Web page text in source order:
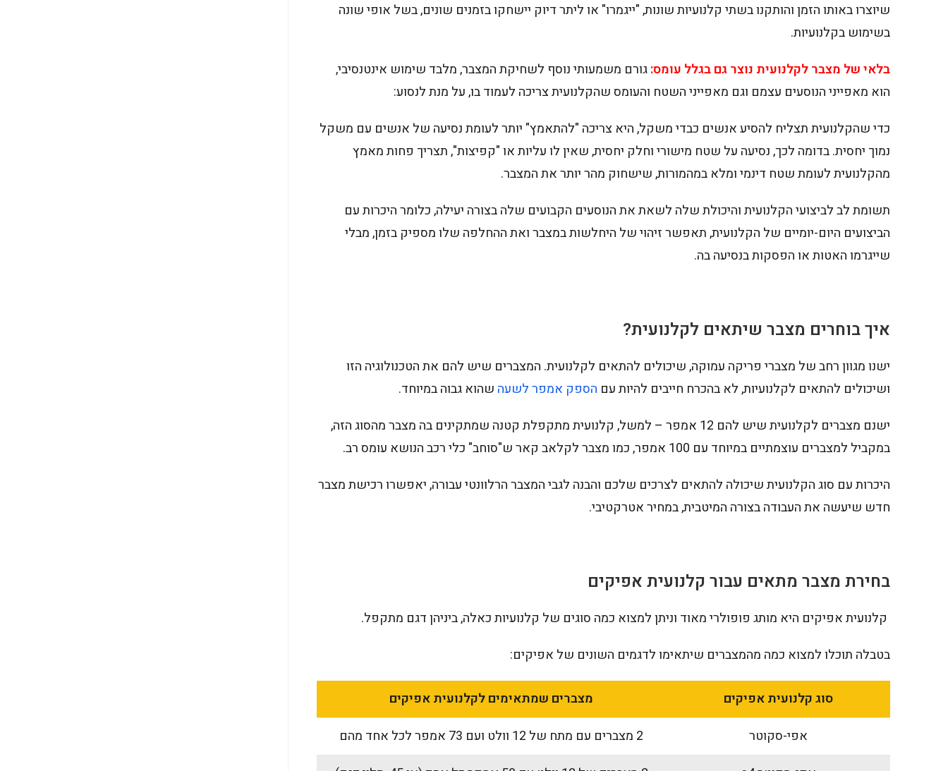
שיוצרו באותו הזמן והותקנו בשתי קלנועיות שונות, "ייגמרו" או ליתר דיוק יישחקו בזמנים שונים, בשל אופי שונה
בשימוש בקלנועיות.
בלאי של מצבר לקלנועית נוצר גם בגלל עומס:גורם משמעותי נוסף לשחיקת המצבר, מלבד שימוש אינטנסיבי,
הוא מאפייני הנוסעים עצמם וגם מאפייני השטח והעומס שהקלנועית צריכה לעמוד בו, על מנת לנסוע:
כדי שהקלנועית תצליח להסיע אנשים כבדי משקל, היא צריכה "להתאמץ" יותר לעומת נסיעה של אנשים עם משקל
נמוך יחסית. בדומה לכך, נסיעה על שטח מישורי וחלק יחסית, שאין לו עליות או "קפיצות", תצריך פחות מאמץ
מהקלנועית לעומת שטח דינמי ומלא במהמורות, שישחוק מהר יותר את המצבר.
תשומת לב לביצועי הקלנועית והיכולת שלה לשאת את הנוסעים הקבועים שלה בצורה יעילה, כלומר היכרות עם
הביצועים היום-יומיים של הקלנועית, תאפשר זיהוי של היחלשות במצבר ואת ההחלפה שלו מספיק בזמן, מבלי
שייגרמו האטות או הפסקות בנסיעה בה.
איך בוחרים מצבר שיתאים לקלנועית?
ישנו מגוון רחב של מצברי פריקה עמוקה, שיכולים להתאים לקלנועית. המצברים שיש להם את הטכנולוגיה הזו
ושיכולים להתאים לקלנועיות, לא בהכרח חייבים להיות עם הספק אמפר לשעה שהוא גבוה במיוחד.
ישנם מצברים לקלנועית שיש להם 12 אמפר – למשל, קלנועית מתקפלת קטנה שמתקינים בה מצבר מהסוג הזה,
במקביל למצברים עוצמתיים במיוחד עם 100 אמפר, כמו מצבר לקלאב קאר ש"סוחב" כלי רכב הנושא עומס רב.
היכרות עם סוג הקלנועית שיכולה להתאים לצרכים שלכם והבנה לגבי המצבר הרלוונטי עבורה, יאפשרו רכישת מצבר
חדש שיעשה את העבודה בצורה המיטבית, במחיר אטרקטיבי.
בחירת מצבר מתאים עבור קלנועית אפיקים
קלנועית אפיקים היא מותג פופולרי מאוד וניתן למצוא כמה סוגים של קלנועיות כאלה, ביניהן דגם מתקפל.
בטבלה תוכלו למצוא כמה מהמצברים שיתאימו לדגמים השונים של אפיקים:
סוג קלנועית אפיקים
מצברים שמתאימים לקלנועית אפיקים
אפי-סקוטר
2 מצברים עם מתח של 12 וולט ועם 73 אמפר לכל אחד מהם